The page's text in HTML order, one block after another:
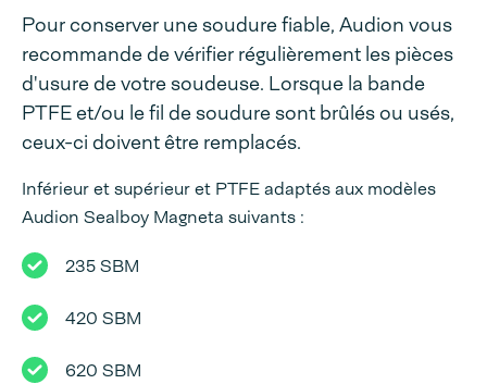
Pour conserver une soudure fiable, Audion vous
recommande de vérifier régulièrement les pièces
d'usure de votre soudeuse. Lorsque la bande
PTFE et/ou le fil de soudure sont brûlés ou usés,
ceux-ci doivent être remplacés.
Inférieur et supérieur et PTFE adaptés aux modèles
Audion Sealboy Magneta suivants :
235 SBM
420 SBM
620 SBM